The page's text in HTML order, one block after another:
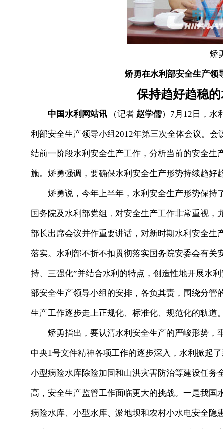
矫
矫勇在水利部安全生产领
保持趋好趋稳
中国水利网站讯 （记者 赵学儒）7月12日，水
利部安全生产领导小组2012年第三次全体会议。
结前一阶段水利安全生产工作，分析当前的安全
施。矫勇强调，要确保水利安全生产形势持续趋
矫勇说，今年上半年，水利安全生产形势保持
国务院及水利部党组，对安全生产工作非常重视
部长出席会议并作重要讲话，对新时期水利安全
落实。水利部不折不扣贯彻落实国务院安委会有关
持、三强化”并结合水利的特点，创造性地开展水
部安全生产领导小组的安排，各负其责，围绕分
生产工作逐步走上正规化、标准化、规范化的轨道
矫勇指出，要认清水利安全生产的严峻形势，
中央1号文件精神各项工作的逐步深入，水利掀起
小型病险水库除险加固和山洪灾害防治等建设任
高，安全生产监管工作面临更大的挑战。一是我
病险水库、小型水库、淤地坝和农村小水电安全